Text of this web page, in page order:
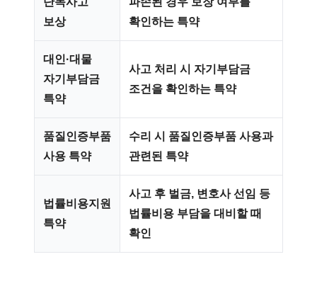
보상
확인하는 특약
대인·대물
자기부담금
특약
사고 처리 시 자기부담금
조건을 확인하는 특약
품질인증부품
사용 특약
수리 시 품질인증부품 사용과
관련된 특약
법률비용지원
특약
사고 후 벌금, 변호사 선임 등
법률비용 부담을 대비할 때
확인